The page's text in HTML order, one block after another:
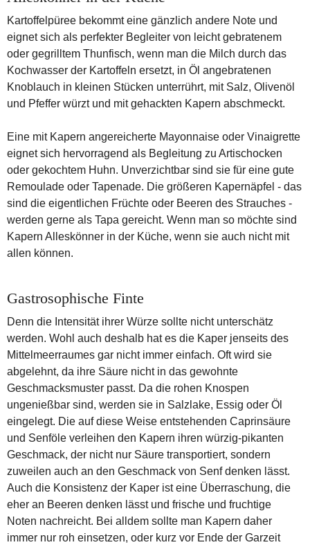
Kartoffelpüree bekommt eine gänzlich andere Note und
eignet sich als perfekter Begleiter von leicht gebratenem
oder gegrilltem Thunfisch, wenn man die Milch durch das
Kochwasser der Kartoffeln ersetzt, in Öl angebratenen
Knoblauch in kleinen Stücken unterrührt, mit Salz, Olivenöl
und Pfeffer würzt und mit gehackten Kapern abschmeckt.
Eine mit Kapern angereicherte Mayonnaise oder Vinaigrette
eignet sich hervorragend als Begleitung zu Artischocken
oder gekochtem Huhn. Unverzichtbar sind sie für eine gute
Remoulade oder Tapenade. Die größeren Kapernäpfel - das
sind die eigentlichen Früchte oder Beeren des Strauches -
werden gerne als Tapa gereicht. Wenn man so möchte sind
Kapern Alleskönner in der Küche, wenn sie auch nicht mit
allen können.
Gastrosophische Finte
Denn die Intensität ihrer Würze sollte nicht unterschätz
werden. Wohl auch deshalb hat es die Kaper jenseits des
Mittelmeerraumes gar nicht immer einfach. Oft wird sie
abgelehnt, da ihre Säure nicht in das gewohnte
Geschmacksmuster passt. Da die rohen Knospen
ungenießbar sind, werden sie in Salzlake, Essig oder Öl
eingelegt. Die auf diese Weise entstehenden Caprinsäure
und Senföle verleihen den Kapern ihren würzig-pikanten
Geschmack, der nicht nur Säure transportiert, sondern
zuweilen auch an den Geschmack von Senf denken lässt.
Auch die Konsistenz der Kaper ist eine Überraschung, die
eher an Beeren denken lässt und frische und fruchtige
Noten nachreicht. Bei alldem sollte man Kapern daher
immer nur roh einsetzen, oder kurz vor Ende der Garzeit